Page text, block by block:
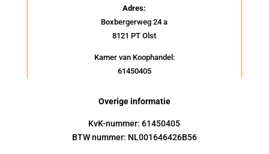
Adres:
Boxbergerweg 24 a
8121 PT Olst
Kamer van Koophandel:
61450405
Overige informatie
KvK-nummer: 61450405
BTW nummer: NL001646426B56